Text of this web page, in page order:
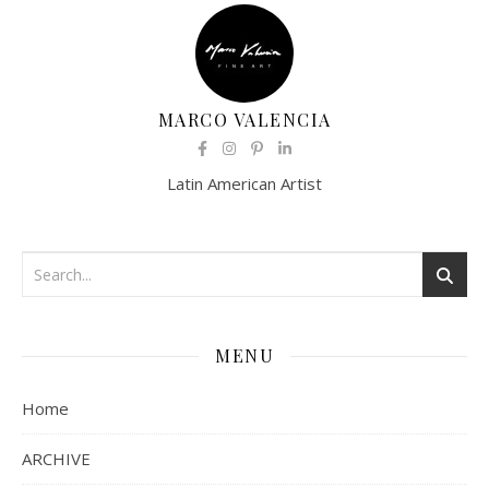
MARCO VALENCIA
Latin American Artist
MENU
Home
ARCHIVE